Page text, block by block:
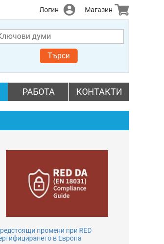
Логин Магазин
Търси
РАБОТА КОНТАКТИ
промени при RED
в Европа